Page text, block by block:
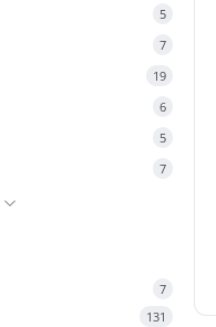
5
7
19
6
5
7
7
131